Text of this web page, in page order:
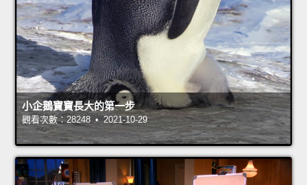
小企鵝寶寶長大的第一步
觀看次數：28248 • 2021-10-29